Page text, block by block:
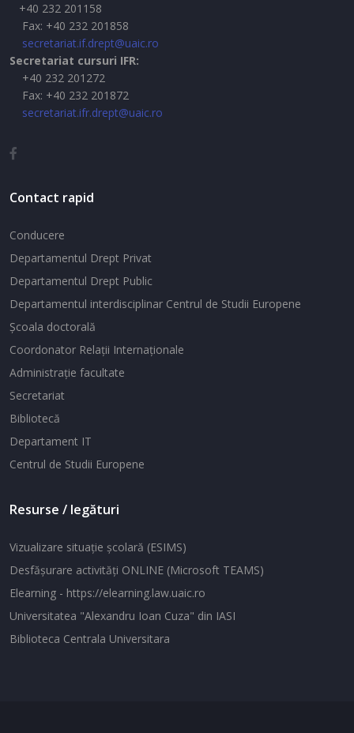
+40 232 201158
Fax: +40 232 201858
secretariat.if.drept@uaic.ro
Secretariat cursuri IFR:
+40 232 201272
Fax: +40 232 201872
secretariat.ifr.drept@uaic.ro
Contact rapid
Conducere
Departamentul Drept Privat
Departamentul Drept Public
Departamentul interdisciplinar Centrul de Studii Europene
Şcoala doctorală
Coordonator Relaţii Internaţionale
Administraţie facultate
Secretariat
Bibliotecă
Departament IT
Centrul de Studii Europene
Resurse / legături
Vizualizare situaţie şcolară (ESIMS)
Desfăşurare activităţi ONLINE (Microsoft TEAMS)
Elearning - https://elearning.law.uaic.ro
Universitatea "Alexandru Ioan Cuza" din IASI
Biblioteca Centrala Universitara